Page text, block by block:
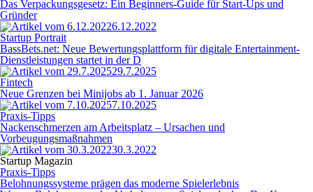
Das Verpackungsgesetz: Ein Beginners-Guide für Start-Ups und
Gründer
6.12.2022
Startup Portrait
BassBets.net: Neue Bewertungsplattform für digitale Entertainment-
Dienstleistungen startet in der D
29.7.2025
Fintech
Neue Grenzen bei Minijobs ab 1. Januar 2026
7.10.2025
Praxis-Tipps
Nackenschmerzen am Arbeitsplatz – Ursachen und
Vorbeugungsmaßnahmen
30.3.2022
Startup Magazin
Praxis-Tipps
Belohnungssysteme prägen das moderne Spielerlebnis